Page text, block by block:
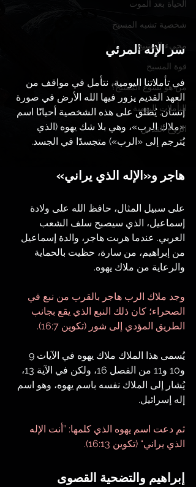
الحياة بعد الموت
شخصية تشبه المسيح
مجيء المسيح
قوة المسيح
من هو يسوع المسيح؟
التأملات اليومية
الروح القدس
سر الإله المرئي
في تأملاتنا اليومية، نتأمل في مواقف من
العهد القديم يزور فيها الله الأرض في صورة
إنسان. يُطلق على هذه الشخصية أحيانًا اسم
«ملاك الرب»، وهي بلا شك يهوه (الذي
يُترجم إلى «الرب») متجسدًا في الجسد.
هاجر و«الإله الذي يراني»
على سبيل المثال، حافظ الله على ولادة
إسماعيل، الذي سيصبح سلف الشعب
العربي. عندما هربت هاجر، والدة إسماعيل
من إبراهيم، من سارة، حظيت بالحماية
والرعاية من ملاك يهوه.
وجد ملاك الرب هاجر بالقرب من نبع في
الصحراء؛ كان ذلك النبع الذي يقع بجانب
الطريق المؤدي إلى شور (تكوين 16:7).
و10 و11 من الفصل 16، ولكن في الآية 13،
يُشار إلى الملاك نفسه باسم يهوه، وهو اسم
إله إسرائيل.
ثم دعت اسم يهوه الذي كلمها: ”أنت الإله
الذي يراني“ (تكوين 16:13).
إبراهيم والتضحية القصوى